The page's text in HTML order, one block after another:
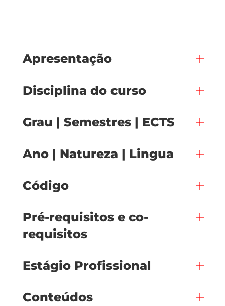
Apresentação
Disciplina do curso
Grau | Semestres | ECTS
Ano | Natureza | Lingua
Código
Pré-requisitos e co-
requisitos
Estágio Profissional
Conteúdos